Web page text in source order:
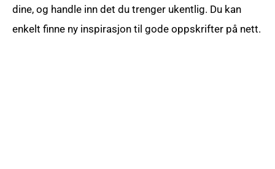
dine, og handle inn det du trenger ukentlig. Du kan
enkelt finne ny inspirasjon til gode oppskrifter på nett.